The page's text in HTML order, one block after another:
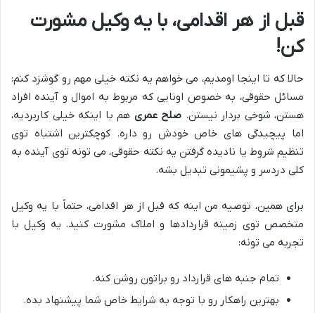
قبل از هر اقدامی، با یه وکیل مشورت
کن!
حالا که تا اینجا اومدیم، می خواهم یه نکته خیلی مهم رو گوشزد کنم:
مسائل حقوقی، به خصوص اونایی که مربوط به اموال و آینده افراد
هستن، شوخی بردار نیستن. صلح عمری هم با اینکه خیلی کاربردیه،
اما پیچیدگی های خاص خودش رو داره. کوچکترین اشتباه توی
تنظیم شروط یا نادیده گرفتن یه نکته حقوقی، می تونه توی آینده به
کلی دردسر و پشیمونی تبدیل بشه.
برای همین، توصیه من اینه که قبل از هر اقدامی، حتماً با یه وکیل
متخصص توی زمینه قراردادها و املاک مشورت کنید. یه وکیل با
تجربه می تونه:
تمام جنبه های قرارداد رو براتون روشن کنه.
بهترین راهکار رو با توجه به شرایط خاص شما پیشنهاد بده.